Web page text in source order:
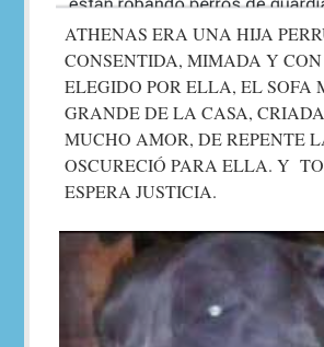
ATHENAS ERA UNA HIJA
CONSENTIDA, MIMADA Y
ELEGIDO POR ELLA, EL SOFA
GRANDE DE LA CASA,
MUCHO AMOR, DE REPENTE
OSCURECIÓ PARA ELLA. Y
ESPERA JUSTICIA.